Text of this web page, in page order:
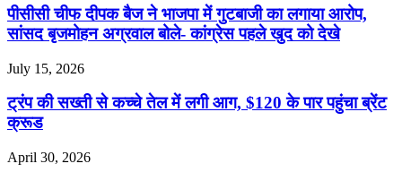
पीसीसी चीफ दीपक बैज ने भाजपा में गुटबाजी का लगाया आरोप,
सांसद बृजमोहन अग्रवाल बोले- कांग्रेस पहले खुद को देखे
July 15, 2026
ट्रंप की सख्ती से कच्चे तेल में लगी आग, $120 के पार पहुंचा ब्रेंट
क्रूड
April 30, 2026